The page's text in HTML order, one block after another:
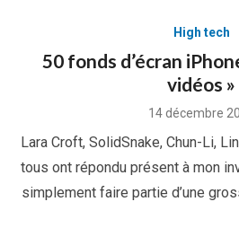
High tech
50 fonds d’écran
vidéos »
Posted
14 décembre
Lara Croft, SolidSnake, Chun-Li,
tous ont répondu présent à mon
simplement faire partie d’une